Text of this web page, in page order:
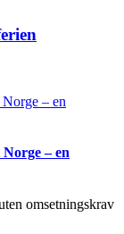
– en
omsetningskrav